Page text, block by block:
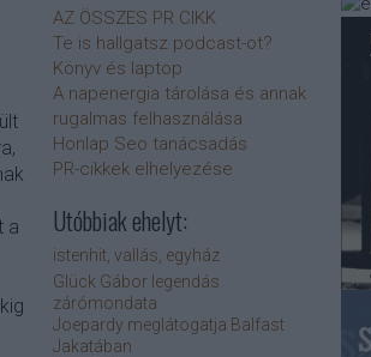
a
AZ ÖSSZES PR CIKK
Te is hallgatsz podcast-ot?
Könyv és laptop
A napenergia tárolása és annak
rugalmas felhasználása
Honlap Seo tanácsadás
PR-cikkek elhelyezése
Utóbbiak ehelyt:
istenhit, vallás, egyház
Glück Gábor legendás
zárómondata
Joepardy meglátogatja Balfast
Jakatában